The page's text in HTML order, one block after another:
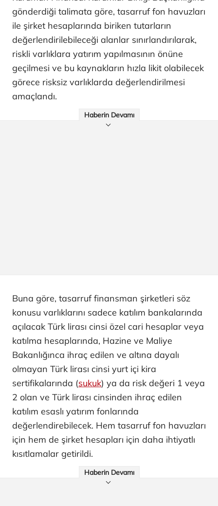
gönderdiği talimata göre, tasarruf fon havuzları
ile şirket hesaplarında biriken tutarların
değerlendirilebileceği alanlar sınırlandırılarak,
riskli varlıklara yatırım yapılmasının önüne
geçilmesi ve bu kaynakların hızla likit olabilecek
görece risksiz varlıklarda değerlendirilmesi
amaçlandı.
Haberin Devamı
Buna göre, tasarruf finansman şirketleri söz
konusu varlıklarını sadece katılım bankalarında
açılacak Türk lirası cinsi özel cari hesaplar veya
katılma hesaplarında, Hazine ve Maliye
Bakanlığınca ihraç edilen ve altına dayalı
olmayan Türk lirası cinsi yurt içi kira
sertifikalarında (sukuk) ya da risk değeri 1 veya
2 olan ve Türk lirası cinsinden ihraç edilen
katılım esaslı yatırım fonlarında
değerlendirebilecek. Hem tasarruf fon havuzları
için hem de şirket hesapları için daha ihtiyatlı
kısıtlamalar getirildi.
Haberin Devamı